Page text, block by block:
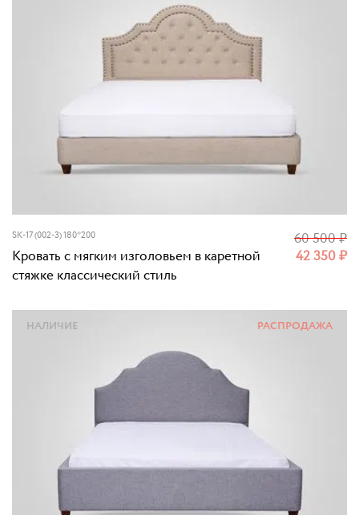
SK-17 (002-3) 180*200
Кровать с мягким изголовьем в каретной
стяжке классический стиль
42 350₽
60 500₽
РАСПРОДАЖА
НАЛИЧИЕ